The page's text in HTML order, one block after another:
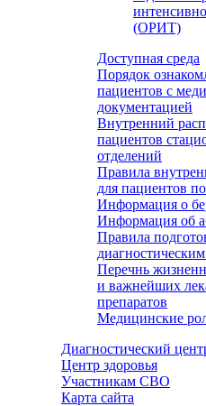
(ОРИТ)
Доступная среда
Порядок
пациентов с
документацией
Внутренний
пациентов
отделений
Правила
для пациентов
Информация о
Информация об
Правила
Перечнь
и важнейших
препаратов
Медицинские
Диагностический
Центр здоровья
Участникам СВО
Карта сайта